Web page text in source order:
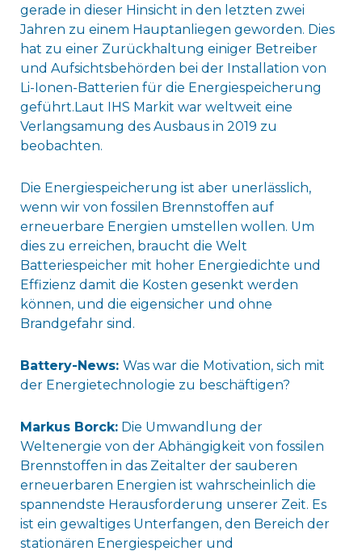
gerade in dieser Hinsicht in den letzten zwei
Jahren zu einem Hauptanliegen geworden. Dies
hat zu einer Zurückhaltung einiger Betreiber
und Aufsichtsbehörden bei der Installation von
Li-Ionen-Batterien für die Energiespeicherung
geführt.Laut IHS Markit war weltweit eine
Verlangsamung des Ausbaus in 2019 zu
beobachten.
Die Energiespeicherung ist aber unerlässlich,
wenn wir von fossilen Brennstoffen auf
erneuerbare Energien umstellen wollen. Um
dies zu erreichen, braucht die Welt
Batteriespeicher mit hoher Energiedichte und
Effizienz damit die Kosten gesenkt werden
können, und die eigensicher und ohne
Brandgefahr sind.
Battery-News: Was war die Motivation, sich mit
der Energietechnologie zu beschäftigen?
Markus Borck:Die Umwandlung der
Weltenergie von der Abhängigkeit von fossilen
Brennstoffen in das Zeitalter der sauberen
erneuerbaren Energien ist wahrscheinlich die
spannendste Herausforderung unserer Zeit. Es
ist ein gewaltiges Unterfangen, den Bereich der
stationären Energiespeicher und